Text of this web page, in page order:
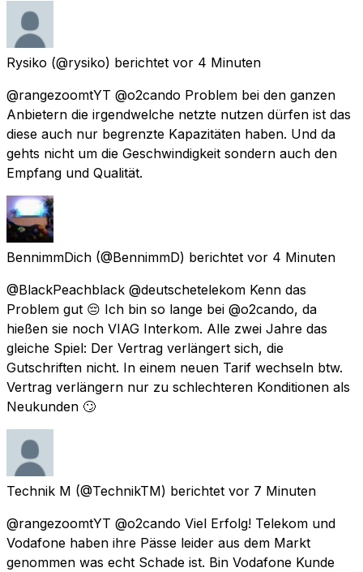
Rysiko (@rysiko) berichtet vor 4 Minuten
@rangezoomtYT @o2cando Problem bei den ganzen
Anbietern die irgendwelche netzte nutzen dürfen ist das
diese auch nur begrenzte Kapazitäten haben. Und da
gehts nicht um die Geschwindigkeit sondern auch den
Empfang und Qualität.
BennimmDich (@BennimmD) berichtet vor 4 Minuten
@BlackPeachblack @deutschetelekom Kenn das
Problem gut 😔 Ich bin so lange bei @o2cando, da
hießen sie noch VIAG Interkom. Alle zwei Jahre das
gleiche Spiel: Der Vertrag verlängert sich, die
Gutschriften nicht. In einem neuen Tarif wechseln btw.
Vertrag verlängern nur zu schlechteren Konditionen als
Neukunden 🙄
Technik M (@TechnikTM) berichtet vor 7 Minuten
@rangezoomtYT @o2cando Viel Erfolg! Telekom und
Vodafone haben ihre Pässe leider aus dem Markt
genommen was echt Schade ist. Bin Vodafone Kunde